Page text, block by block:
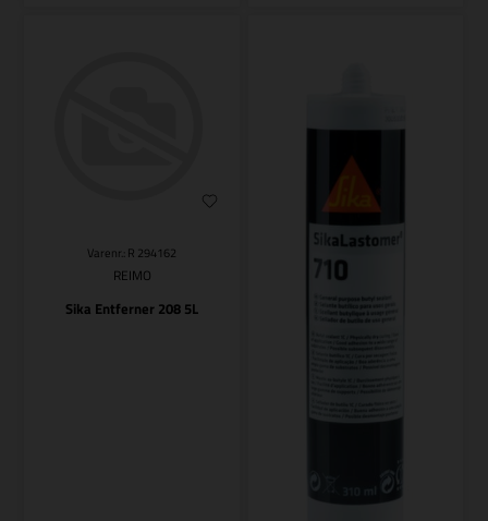
Varenr.: R 294162
REIMO
Sika Entferner 208 5L